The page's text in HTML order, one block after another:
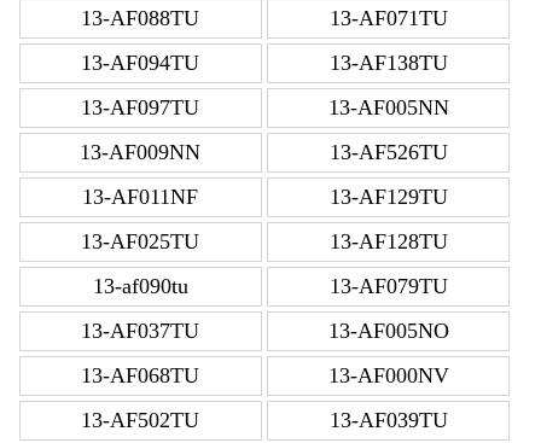
13-AF088TU
13-AF071TU
13-AF094TU
13-AF138TU
13-AF097TU
13-AF005NN
13-AF009NN
13-AF526TU
13-AF011NF
13-AF129TU
13-AF025TU
13-AF128TU
13-af090tu
13-AF079TU
13-AF037TU
13-AF005NO
13-AF068TU
13-AF000NV
13-AF502TU
13-AF039TU